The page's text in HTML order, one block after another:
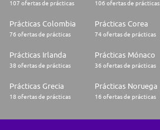
107 ofertas de prácticas 106 ofertas de prácticas
Prácticas Colombia
76 ofertas de prácticas
Prácticas Corea
74 ofertas de prácticas
Prácticas Irlanda
38 ofertas de prácticas
Prácticas Mónaco
36 ofertas de prácticas
Prácticas Grecia
18 ofertas de prácticas
Prácticas Noruega
16 ofertas de prácticas